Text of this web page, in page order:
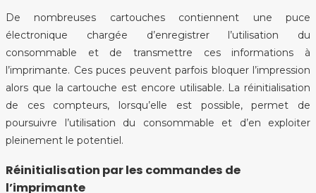
De nombreuses cartouches contiennent une puce
électronique chargée d’enregistrer l’utilisation du
consommable et de transmettre ces informations à
l’imprimante. Ces puces peuvent parfois bloquer l’impression
alors que la cartouche est encore utilisable. La réinitialisation
de ces compteurs, lorsqu’elle est possible, permet de
poursuivre l’utilisation du consommable et d’en exploiter
pleinement le potentiel.
Réinitialisation par les commandes de
l’imprimante